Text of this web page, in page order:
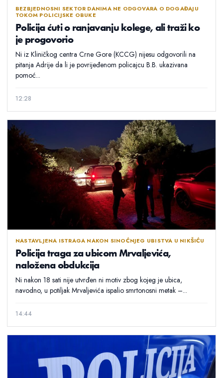
BEZBJEDNOSNI SEKTOR DANIMA NE ODGOVARA O DOGAĐAJU
TOKOM POLICIJSKE OBUKE
Policija ćuti o ranjavanju kolege, ali traži ko
je progovorio
Ni iz Kliničkog centra Crne Gore (KCCG) nijesu odgovorili na
pitanja Adrije da li je povrijeđenom policajcu B.B. ukazivana
pomoć...
12:28
NASTAVLJENA ISTRAGA NAKON SINOĆNJEG UBISTVA U NIKŠIĆU
Policija traga za ubicom Mrvaljevića,
naložena obdukcija
Ni nakon 18 sati nije utvrđen ni motiv zbog kojeg je ubica,
navodno, u potiljak Mrvaljevića ispalio smrtonosni metak –...
14:44